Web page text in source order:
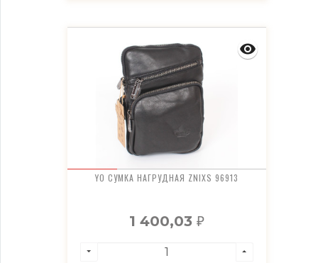
YO СУМКА НАГРУДНАЯ ZNIXS 96913
1 400,03 ₽